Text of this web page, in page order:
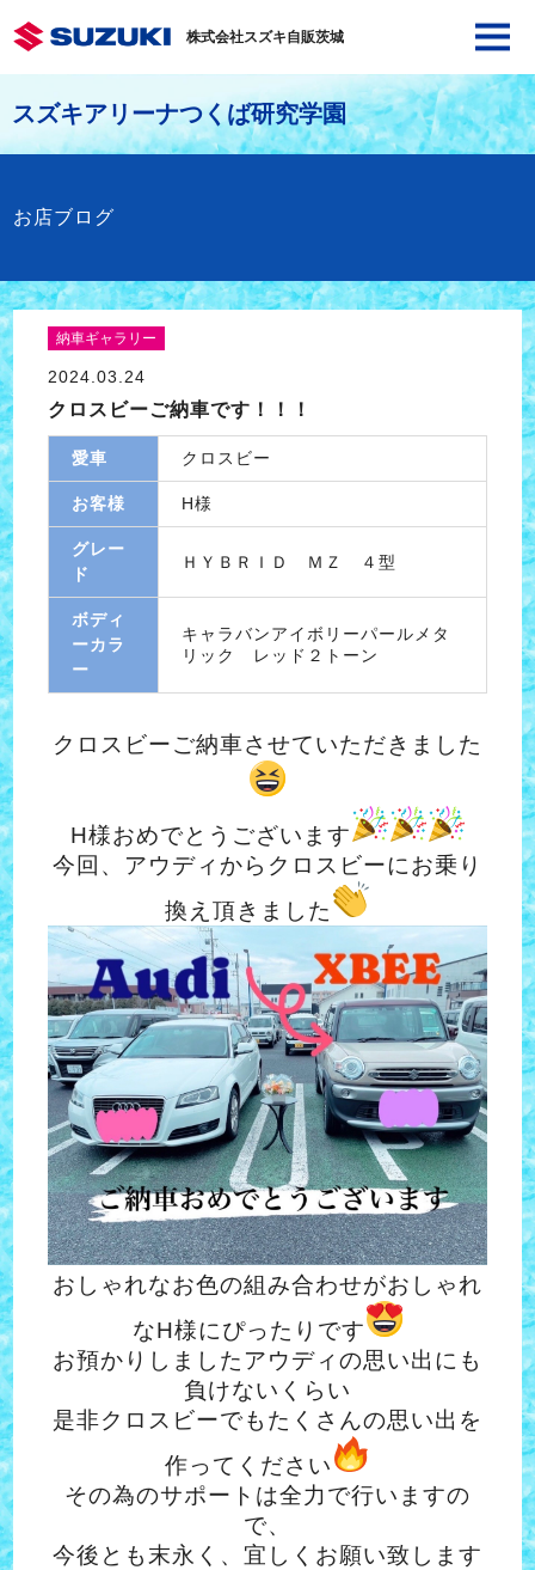
株式会社スズキ自販茨城
スズキアリーナつくば研究学園
お店ブログ
納車ギャラリー
2024.03.24
クロスビーご納車です！！！
愛車 クロスビー
お客様 H様
グレー
ド
ＨＹＢＲＩＤ ＭＺ ４型
ボディ
ーカラ
ー
キャラバンアイボリーパールメタ
リック レッド２トーン
クロスビーご納車させていただきました
H様おめでとうございます
今回、アウディからクロスビーにお乗り
換え頂きました
おしゃれなお色の組み合わせがおしゃれ
なH様にぴったりです
お預かりしましたアウディの思い出にも
負けないくらい
是非クロスビーでもたくさんの思い出を
作ってください
その為のサポートは全力で行いますの
で、
今後とも末永く、宜しくお願い致します